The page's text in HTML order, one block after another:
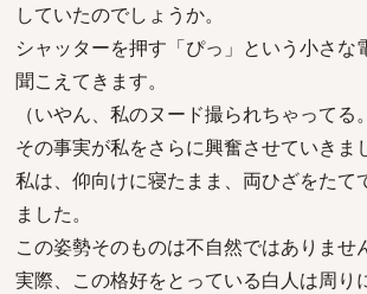
していたのでしょうか。
シャッターを押す「ぴっ」という小さな
聞こえてきます。
（いやん、私のヌード撮られちゃってる
その事実が私をさらに興奮させていきま
私は、仰向けに寝たまま、両ひざをたて
ました。
この姿勢そのものは不自然ではありませ
実際、この格好をとっている白人は周り